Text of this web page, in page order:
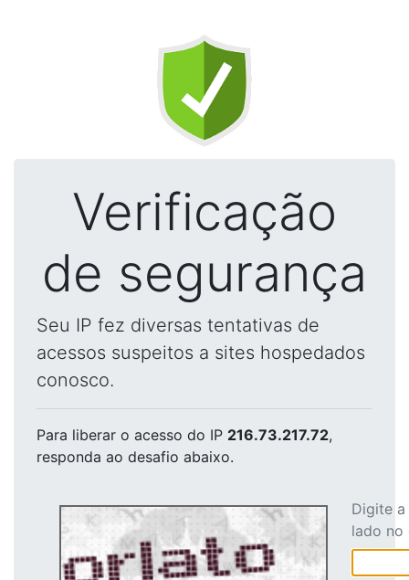
Verificação
de segurança
Seu IP fez diversas tentativas de
acessos suspeitos a sites hospedados
conosco.
Para liberar o acesso do IP 216.73.217.72,
responda ao desafio abaixo.
Digite
lado no